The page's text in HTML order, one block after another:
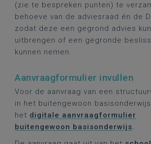
(zie te bespreken punten) te
behoeve van de adviesraad én de
zodat deze een gegrond advies
uitbrengen of een gegronde
kunnen nemen.
Aanvraagformulier invullen
Voor de aanvraag van een
in het buitengewoon
het digitale aanvraagformulier
buitengewoon basisonderwijs.